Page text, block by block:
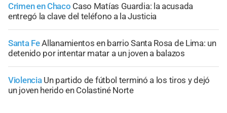
Crimen en Chaco Caso Matías Guardia: la acusada
entregó la clave del teléfono a la Justicia
Santa FeAllanamientos en barrio Santa Rosa de Lima: un
detenido por intentar matar a un joven a balazos
Violencia Un partido de fútbol terminó a los tiros y dejó
un joven herido en Colastiné Norte